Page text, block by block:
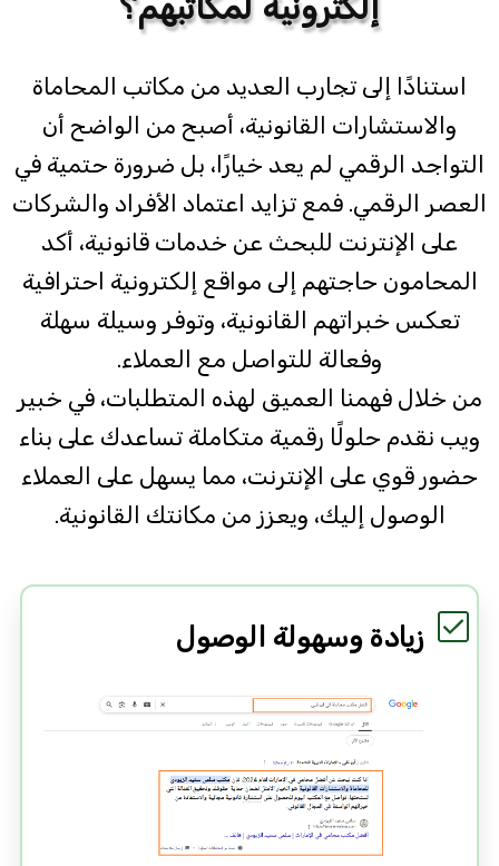
استنادًا إلى تجارب العديد من مكاتب المحاماة
والاستشارات القانونية، أصبح من الواضح أن
التواجد الرقمي لم يعد خيارًا، بل ضرورة حتمية في
العصر الرقمي. فمع تزايد اعتماد الأفراد والشركات
على الإنترنت للبحث عن خدمات قانونية، أكد
المحامون حاجتهم إلى مواقع إلكترونية احترافية
تعكس خبراتهم القانونية، وتوفر وسيلة سهلة
وفعالة للتواصل مع العملاء.
من خلال فهمنا العميق لهذه المتطلبات، في خبير
ويب نقدم حلولًا رقمية متكاملة تساعدك على بناء
حضور قوي على الإنترنت، مما يسهل على العملاء
الوصول إليك، ويعزز من مكانتك القانونية.
زيادة وسهولة الوصول